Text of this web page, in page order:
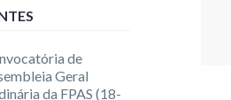
de
Geral
da FPAS (18-